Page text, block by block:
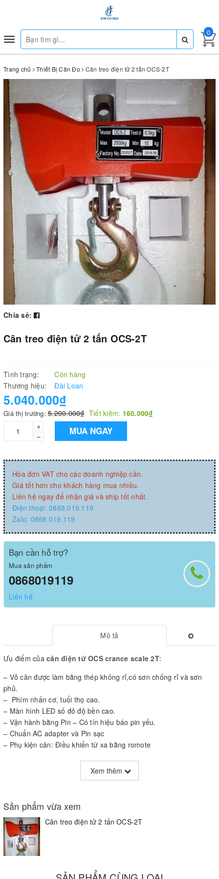
Toggle
navigation
0
Trang chủ Thiết Bị Cân Đo Cân treo điện tử 2 tấn OCS-2T
Chia sẻ:
Cân treo điện tử 2 tấn OCS-2T
Tình trạng:
Còn hàng
Thương hiệu:
Đài Loan
5.040.000₫
Giá thị trường: 5.200.000₫ Tiết kiệm: 160.000₫
+
–
MUA NGAY
Hóa đơn VAT cho các doanh nghiệp cần.
Giá tốt hơn cho khách hàng mua nhiều.
Liên hệ ngay để nhận giá và ship tốt nhất.
Điện thoại: 0868.019.119
Zalo: 0868.019.119
Bạn cần hỗ trợ?
Mua sản phẩm
0868019119
Liên hệ
Mô tả
Ưu điểm của cân điện tử OCS crance scale 2T:
– Vỏ cân được làm bằng thép không rỉ,có sơn chống rỉ và sơn
phủ.
– Phím nhấn cơ, tuổi thọ cao.
– Màn hình LED số đỏ độ bền cao.
– Vận hành bằng Pin – Có tín hiệu báo pin yếu.
– Chuẩn AC adapter và Pin sạc
– Phụ kiện cân: Điều khiển từ xa bằng romote
Thiết bị đạt độ chính xác cấp III theo tiêu chuẩn OIML.
– Độ phân giải nội cao, tốc độ xử lý nhanh.
thường với tằm nhìn góc rộng
– Đơn vị cân gồm Kg, Lb
– Thiết kế theo kiểu dáng công nghiệp, dễ dàng di chuyển.
Máy móc Kim Chí Bảo :CAM KẾT
Xem thêm
Sản phẩm vừa xem
Cân treo điện tử 2 tấn OCS-2T